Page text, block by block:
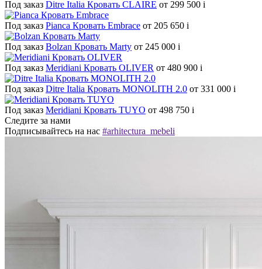
Под заказ Ditre Italia Кровать CLAIRE от 299 500 i
Под заказ Pianca Кровать Embrace от 205 650 i
Под заказ Bolzan Кровать Marty от 245 000 i
Под заказ Meridiani Кровать OLIVER от 480 900 i
Под заказ Ditre Italia Кровать MONOLITH 2.0 от 331 000 i
Под заказ Meridiani Кровать TUYO от 498 750 i
Следите за нами
Подписывайтесь на нас #arhitectura_mebeli